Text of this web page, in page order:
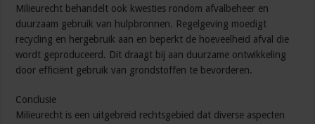
Milieurecht behandelt ook kwesties rondom afvalbeheer en
duurzaam gebruik van hulpbronnen. Regelgeving moedigt
recycling en hergebruik aan en beperkt de hoeveelheid afval die
wordt geproduceerd. Dit draagt bij aan duurzame ontwikkeling
door efficiënt gebruik van grondstoffen te bevorderen.
Conclusie
Milieurecht is een uitgebreid rechtsgebied dat diverse aspecten